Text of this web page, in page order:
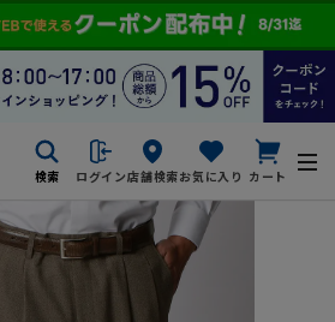
検索 ログイン店舗検索お気に入り カート